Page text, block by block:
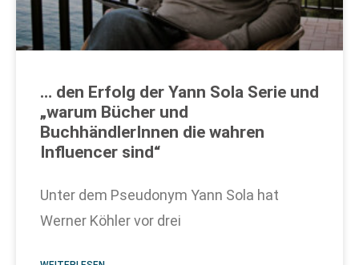
… den Erfolg der Yann Sola Serie und
„warum Bücher und
BuchhändlerInnen die wahren
Influencer sind“
Unter dem Pseudonym Yann Sola hat
Werner Köhler vor drei